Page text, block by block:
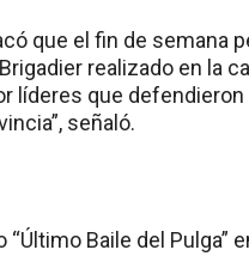
que el fin de semana
realizado en la
líderes que defendieron
señaló.
Baile del Pulga”